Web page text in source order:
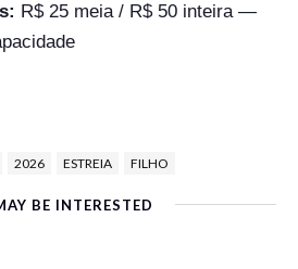
R$ 25 meia / R$ 50 inteira —
2026 ESTREIA FILHO
BE INTERESTED